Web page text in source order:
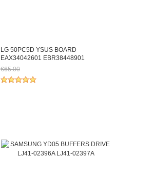
LG 50PC5D YSUS BOARD
EAX34042601 EBR38448901
€65.00
Jetzt nur noch €60.45